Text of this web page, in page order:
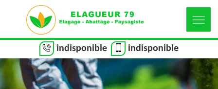
indisponible indisponible